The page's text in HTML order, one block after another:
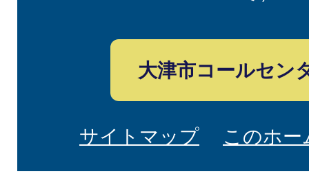
大津市コールセン
サイトマップ このホ